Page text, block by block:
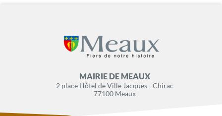
MAIRIE DE MEAUX
2 place Hôtel de Ville Jacques - Chirac
77100 Meaux